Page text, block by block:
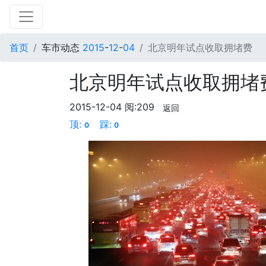
首页 车市动态 2015-12-04 北京明年试点收取拥堵费
北京明年试点收取拥堵
2015-12-04 阅:209 返回
顶: 0 踩: 0